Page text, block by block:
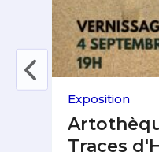
Exposition
Traces